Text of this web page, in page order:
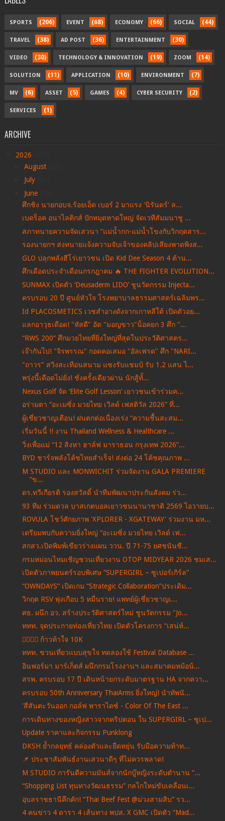
SPORTS (206) EVENT (68) ECONOMY (66) SOCIAL (44)
TRAVEL (38) AD POST (36) ENTERTAINMENT (30)
VIDEO (30) TECHNOLOGY & INNOVATION (19) ZOOM (14)
SOLUTION (11) APPLICATION (10) ENVIRONMENT (7)
MV (6) ASSET (5) GAMES (4) CYBER SECURITY (2)
SERVICES (1)
ARCHIVE
2026
August
July
June
ศึกชิง นายกอบจ.ร้อยเอ็ด เบอร์ 2 มาแรง 'นิรันดร์' ล...
เบดร็อค อนาไลติกส์ ปักหมุดหาดใหญ่ จัดเวทีสัมมนาชู ...
สภาทนายความจัดเสวนา “แม่น้ำกก-แม่น้ำโขงกับวิกฤตสาร...
รองนายกฯ ส่งทนายแจ้งความจับเจ้าของคลิปเสียงพาดพิงส...
GLO ปลุกพลังฮีโร่เยาวชน เปิด Kid Dee Season 4 ต้าน...
ศึกเดือดประจำเดือนกรกฎาคม 🔥 THE FIGHTER EVOLUTION...
SUNMAX เปิดตัว ‘Deusaderm LIDO’ ชูนวัตกรรม Injecta...
ครบรอบ 20 ปี ศูนย์หัวใจ โรงพยาบาลธรรมศาสตร์เฉลิมพร...
Id PLACOSMETICS เวชสำอางดังจากเกาหลีใต้ เปิดตัวอย...
แลกอาวุธเดือด! "หัสดี" อัด "มอญขาว"น็อคยก 3 ศึก "...
“RWS 200” ศึกมวยไทยที่ยิ่งใหญ่ที่สุดในประวัติศาสตร...
เจ๊ากันไป! "จิรพรรณ" กอดคอเสมอ "อัลเฟรด" ศึก "NARI...
"ถาวร" สวิงสะเทือนสนาม แซงรับแชมป์ รับ 1.2 แสน ไ...
พรุ่งนี้เดือดไม่ยั่ง! ชั่งครั้งเดียวผ่าน นักสู้ทั้...
Nexus Golf จัด ‘Elite Golf Lesson’ เยาวชนเข้าร่วมค...
อร่ามตา “อะเมซิ่ง มวยไทย เวิลด์ เฟสติวัล 2026” ที่...
ผู้เชี่ยวชาญเตือน! ฝนตกต่อเนื่องเร่ง “ความชื้นสะสม...
เริ่มวันนี้ !! งาน Thailand Wellness & Healthcare ...
วิ่งเพื่อแม่ “12 สิงหา ฮาล์ฟ มาราธอน กรุงเทพ 2026”...
BYD ชาร์จพลังโค้ชไทยสำเร็จ! ส่งต่อ 24 โค้ชคุณภาพ ...
M STUDIO และ MONWICHIT ร่วมจัดงาน GALA PREMIERE
“ข...
ดร.ทวีเกียรติ รองสวัสดิ์ นำทีมพัฒนาประกันสังคม ร่ว...
93 ทีม ร่วมดวล บาสเกตบอลเยาวชนนานาชาติ 2569 ไอวายบ...
ROVULA โชว์ศักยภาพ 'XPLORER - XGATEWAY' ร่วมงาน มห...
เตรียมพบกับความยิ่งใหญ่ “อะเมซิ่ง มวยไทย เวิลด์ เฟ...
สกสว.เปิดพิมพ์เขียวร่างแผน ววน. ปี 71-75 ยศชนันชี...
กรมหม่อนไหมเชิญชวนเที่ยวงาน OTOP MIDYEAR 2026 ชมเส...
เปิดตัวภาพยนตร์รอบพิเศษ “SUPERGIRL – ซูเปอร์เกิร์ล”
“OWNDAYS” เปิดเกม “Strategic Collaboration”ประเดิม...
วิกฤต RSV พุ่งเกือบ 5 หมื่นราย! แพทย์ผู้เชี่ยวชาญเ...
ศธ. ผนึก อว. สร้างประวัติศาสตร์ใหม่ ชูนวัตกรรม "Jo...
ททท. จุดประกายท่องเที่ยวไทย เปิดตัวโครงการ “เสน่ห์...
🏃‍♂️🏃‍♀️ ก้าวท้าใจ 10K
ททท. ชวนเที่ยวแบบสุขใจ ทดลองใช้ Festival Database ...
อินฟอร์มา มาร์เก็ตส์ ผนึกกรมโรงงานฯ และสมาคมหม้อน้...
สรพ. ครบรอบ 17 ปี เดินหน้ายกระดับมาตรฐาน HA จากควา...
ครบรอบ 50th Anniversary ThaiArms ยิ่งใหญ่! นำทัพนั...
'สีสันตะวันออก กอล์ฟ พาราไดซ์ - Color Of The East ...
การเดินทางของหญิงสาวจากคริปตอน ใน SUPERGIRL – ซูเป...
Update ราคาและกิจกรรม Punklong
DKSH ย้ำกลยุทธ์ คล่องตัวและยืดหยุ่น รับมือความท้าท...
📌 ประชาสัมพันธ์งานเสวนาดีๆ ที่ไม่ควรพลาด!
M STUDIO การันตีความมันส์จากนักบู๊หญิงระดับตำนาน “...
“Shopping List ทุนทางวัฒนธรรม” กลไกใหม่ขับเคลื่อนเ...
อุบลราชธานีคึกคัก! “Thai Beef Fest @ม่วงสามสิบ” รว...
4 คนข่าว 4 ดารา 4 เส้นทาง พปส. X GMC เปิดตัว “Mad...